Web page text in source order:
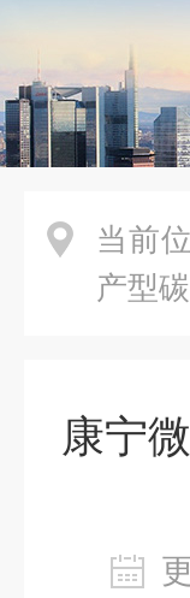
当前
产型
康宁